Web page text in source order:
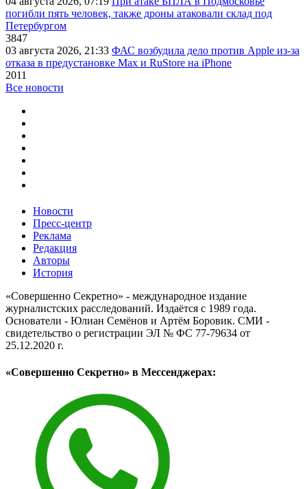
погибли пять человек, также дроны атаковали склад под
Петербургом
3847
03 августа 2026, 21:33 ФАС возбудила дело против Apple из-за
отказа в предустановке Max и RuStore на iPhone
2011
Все новости
Новости
Пресс-центр
Реклама
Редакция
Авторы
История
«Совершенно Секретно» - международное издание
журналистских расследований. Издаётся с 1989 года.
Основатели - Юлиан Семёнов и Артём Боровик. CМИ -
свидетельство о регистрации ЭЛ № ФС 77-79634 от
25.12.2020 г.
«Совершенно Секретно» в Мессенджерах: